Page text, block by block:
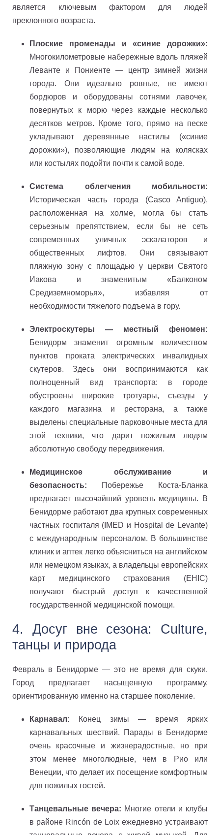
является ключевым фактором для людей
преклонного возраста.
Плоские променады и «синие дорожки»:
Многокилометровые набережные вдоль пляжей
Леванте и Пониенте — центр зимней жизни
города. Они идеально ровные, не имеют
бордюров и оборудованы сотнями лавочек,
повернутых к морю через каждые несколько
десятков метров. Кроме того, прямо на песке
укладывают деревянные настилы («синие
дорожки»), позволяющие людям на колясках
или костылях подойти почти к самой воде.
Система облегчения мобильности:
Историческая часть города (Casco Antiguo),
расположенная на холме, могла бы стать
серьезным препятствием, если бы не сеть
современных уличных эскалаторов и
общественных лифтов. Они связывают
пляжную зону с площадью у церкви Святого
Иакова и знаменитым «Балконом
Средиземноморья», избавляя от
необходимости тяжелого подъема в гору.
Электроскутеры — местный феномен:
Бенидорм знаменит огромным количеством
пунктов проката электрических инвалидных
скутеров. Здесь они воспринимаются как
полноценный вид транспорта: в городе
обустроены широкие тротуары, съезды у
каждого магазина и ресторана, а также
выделены специальные парковочные места для
этой техники, что дарит пожилым людям
абсолютную свободу передвижения.
Медицинское обслуживание и
безопасность: Побережье Коста-Бланка
предлагает высочайший уровень медицины. В
Бенидорме работают два крупных современных
частных госпиталя (IMED и Hospital de Levante)
с международным персоналом. В большинстве
клиник и аптек легко объясниться на английском
или немецком языках, а владельцы европейских
карт медицинского страхования (EHIC)
получают быстрый доступ к качественной
государственной медицинской помощи.
4. Досуг вне сезона: Culture,
танцы и природа
Февраль в Бенидорме — это не время для скуки.
Город предлагает насыщенную программу,
ориентированную именно на старшее поколение.
Карнавал: Конец зимы — время ярких
карнавальных шествий. Парады в Бенидорме
очень красочные и жизнерадостные, но при
этом менее многолюдные, чем в Рио или
Венеции, что делает их посещение комфортным
для пожилых гостей.
Танцевальные вечера: Многие отели и клубы
в районе Rincón de Loix ежедневно устраивают